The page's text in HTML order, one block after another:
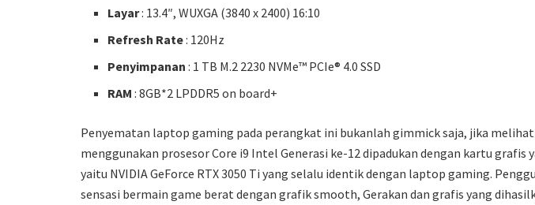
Layar: 13.4″, WUXGA (3840 x 2400) 16:10
Refresh Rate: 120Hz
Penyimpanan : 1 TB M.2 2230 NVMe™ PCIe® 4.0 SSD
RAM : 8GB*2 LPDDR5 on board+
Penyematan laptop gaming pada perangkat ini bukanlah gimmick saja, jika melihat
menggunakan prosesor Core i9 Intel Generasi ke-12 dipadukan dengan kartu grafis
yaitu NVIDIA GeForce RTX 3050 Ti yang selalu identik dengan laptop gaming.
sensasi bermain game berat dengan grafik smooth, Gerakan dan grafis yang